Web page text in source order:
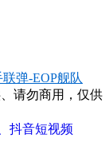
弹-EOP舰队
请勿商用，仅供
抖音短视频